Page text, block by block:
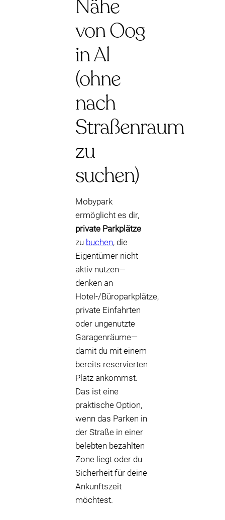
Nähe
von Oog
in Al
(ohne
nach
Straßenraum
zu
suchen)
Mobypark
ermöglicht es dir,
private Parkplätze
zu buchen, die
Eigentümer nicht
aktiv nutzen—
denken an
Hotel-/Büroparkplätze,
private Einfahrten
oder ungenutzte
Garagenräume—
damit du mit einem
bereits reservierten
Platz ankommst.
Das ist eine
praktische Option,
wenn das Parken in
der Straße in einer
belebten bezahlten
Zone liegt oder du
Sicherheit für deine
Ankunftszeit
möchtest.